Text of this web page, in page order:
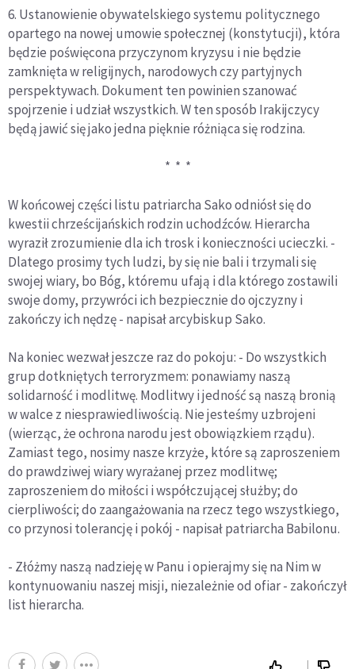
6. Ustanowienie obywatelskiego systemu politycznego
opartego na nowej umowie społecznej (konstytucji), która
będzie poświęcona przyczynom kryzysu i nie będzie
zamknięta w religijnych, narodowych czy partyjnych
perspektywach. Dokument ten powinien szanować
spojrzenie i udział wszystkich. W ten sposób Irakijczycy
będą jawić się jako jedna pięknie różniąca się rodzina.
* * *
W końcowej części listu patriarcha Sako odniósł się do
kwestii chrześcijańskich rodzin uchodźców. Hierarcha
wyraził zrozumienie dla ich trosk i konieczności ucieczki. -
Dlatego prosimy tych ludzi, by się nie bali i trzymali się
swojej wiary, bo Bóg, któremu ufają i dla którego zostawili
swoje domy, przywróci ich bezpiecznie do ojczyzny i
zakończy ich nędzę - napisał arcybiskup Sako.
Na koniec wezwał jeszcze raz do pokoju: - Do wszystkich
grup dotkniętych terroryzmem: ponawiamy naszą
solidarność i modlitwę. Modlitwy i jedność są naszą bronią
w walce z niesprawiedliwością. Nie jesteśmy uzbrojeni
(wierząc, że ochrona narodu jest obowiązkiem rządu).
Zamiast tego, nosimy nasze krzyże, które są zaproszeniem
do prawdziwej wiary wyrażanej przez modlitwę;
zaproszeniem do miłości i współczującej służby; do
cierpliwości; do zaangażowania na rzecz tego wszystkiego,
co przynosi tolerancję i pokój - napisał patriarcha Babilonu.
- Złóżmy naszą nadzieję w Panu i opierajmy się na Nim w
kontynuowaniu naszej misji, niezależnie od ofiar - zakończył
list hierarcha.